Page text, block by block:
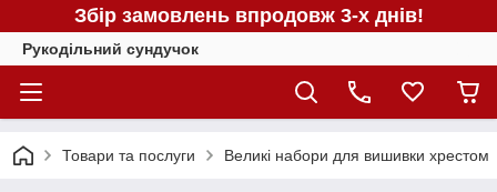
Збір замовлень впродовж 3-х днів!
Рукодільний сундучок
Товари та послуги Великі набори для вишивки хрестом